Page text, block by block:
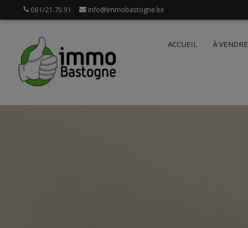
061/21.70.91 info@immobastogne.be
ACCUEIL À VENDRE